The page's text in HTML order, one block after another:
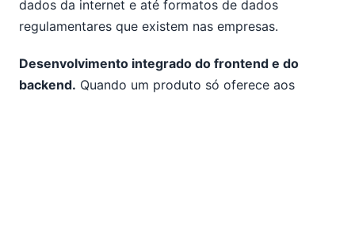
dados da internet e até formatos de dados
regulamentares que existem nas empresas.
Desenvolvimento integrado do frontend e do
backend. Quando um produto só oferece aos